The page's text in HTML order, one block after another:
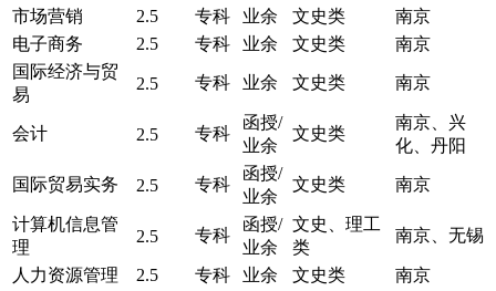
市场营销
2.5 专科 业余 文史类
南京
电子商务
2.5 专科 业余 文史类
南京
国际经济与贸
易
2.5 专科 业余 文史类 南京
会计 2.5 专科
函授/
业余
文史类
南京、兴
化、丹阳
国际贸易实务 2.5 专科
函授/
业余
文史类 南京
计算机信息管
理
2.5 专科
函授/
业余
文史、理工
类
南京、无锡
人力资源管理 2.5 专科 业余 文史类
南京